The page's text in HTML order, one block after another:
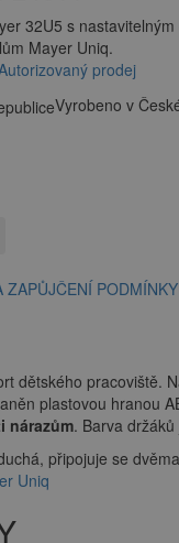
32U5 s
Mayer Uniq.
prodej
Vyrobeno v
ZAPŮJČENÍ
dětského pracoviště.
plastovou hranou
nárazům. Barva
připojuje se
Uniq